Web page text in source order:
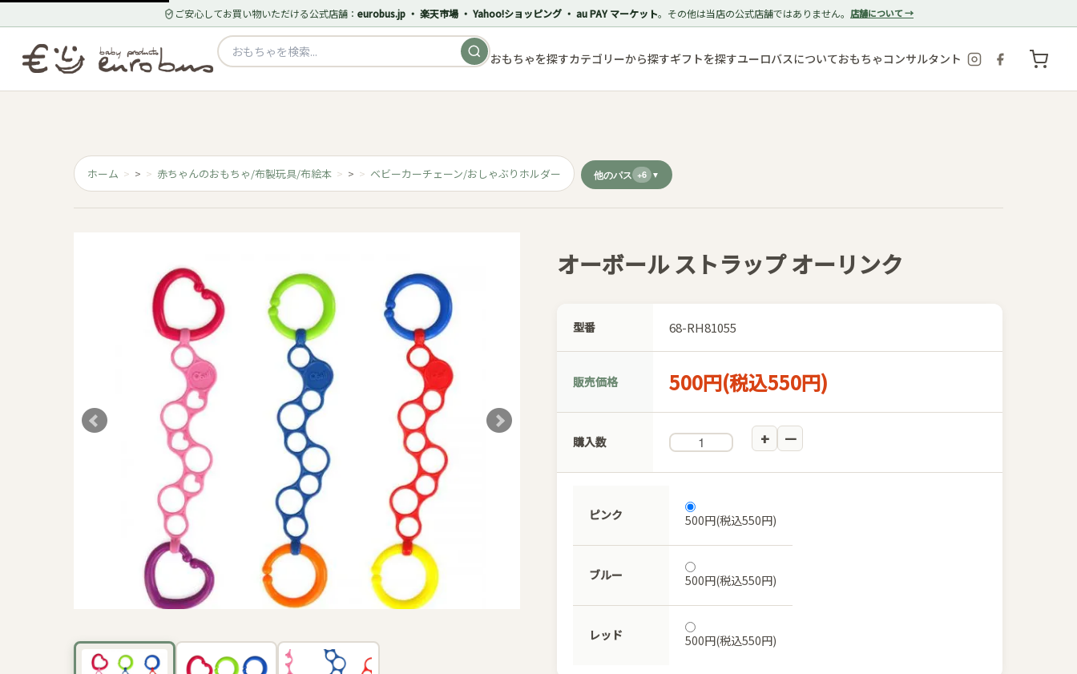
ご安心してお買い物いただける公式店舗： eurobus.jp ・ 楽天市場 ・ Yahoo!ショッピング ・ au PAY マーケット。その他は当店の公式店舗ではありません。 店舗について →
おもちゃを探すカテゴリーから探すギフトを探すユーロバスについておもちゃコンサルタント
ホーム > 赤ちゃんのおもちゃ/布製玩具/布絵本 > ベビーカーチェーン/おしゃぶりホルダー 他のパス +6
オーボール ストラップ オーリンク
型番 68-RH81055
販売価格 500円(税込550円)
購入数
ピンク 500円(税込550円)
ブルー 500円(税込550円)
レッド 500円(税込550円)